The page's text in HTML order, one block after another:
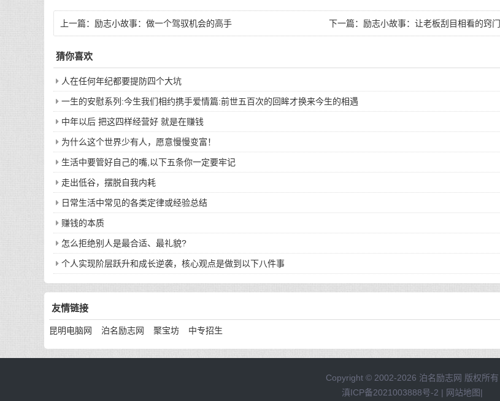
上一篇： 励志小故事：做一个驾驭机会的高手 下一篇： 励志小故事：让老板刮目相看的窍门
猜你喜欢
人在任何年纪都要提防四个大坑
一生的安慰系列:今生我们相约携手爱情篇:前世五百次的回眸才换来今生的相遇
中年以后 把这四样经营好 就是在赚钱
为什么这个世界少有人，愿意慢慢变富！
生活中要管好自己的嘴,以下五条你一定要牢记
走出低谷，摆脱自我内耗
日常生活中常见的各类定律或经验总结
赚钱的本质
怎么拒绝别人是最合适、最礼貌?
个人实现阶层跃升和成长逆袭，核心观点是做到以下八件事
友情链接
昆明电脑网 泊名励志网 聚宝坊 中专招生
Copyright © 2002-2026 泊名励志网 版权所有
滇ICP备2021003888号-2 | 网站地图|